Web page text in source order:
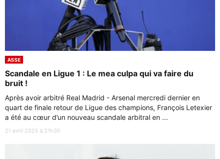
ASSE
Scandale en Ligue 1 : Le mea culpa qui va faire du
bruit !
Après avoir arbitré Real Madrid - Arsenal mercredi dernier en
quart de finale retour de Ligue des champions, François Letexier
a été au cœur d’un nouveau scandale arbitral en ...
21 avril 2025 à 21h30